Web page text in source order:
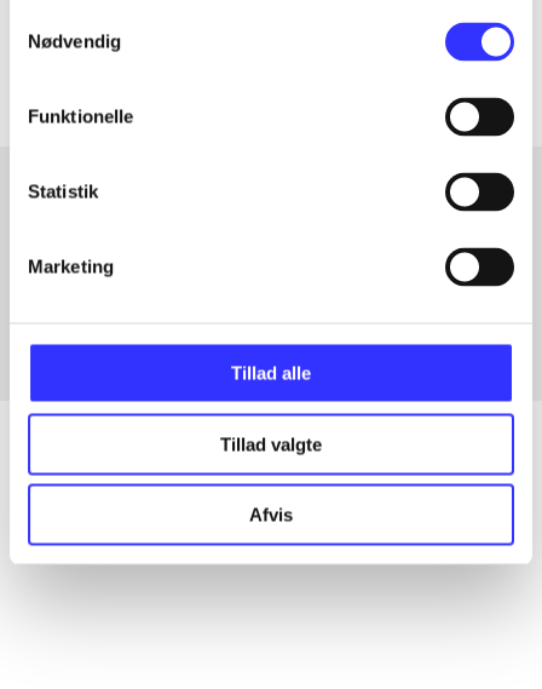
Nødvendig
Funktionelle
Statistik
Marketing
Tillad alle
Tillad valgte
Afvis
Artiklerne i
Fra
Alle registrerede artikler fordelt på udgivelser